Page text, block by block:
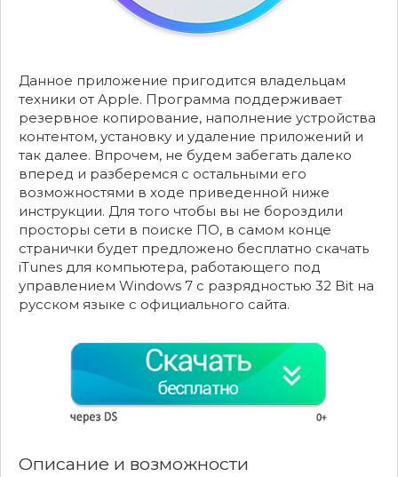
Данное приложение пригодится владельцам
техники от Apple. Программа поддерживает
резервное копирование, наполнение устройства
контентом, установку и удаление приложений и
так далее. Впрочем, не будем забегать далеко
вперед и разберемся с остальными его
возможностями в ходе приведенной ниже
инструкции. Для того чтобы вы не бороздили
просторы сети в поиске ПО, в самом конце
странички будет предложено бесплатно скачать
iTunes для компьютера, работающего под
управлением Windows 7 с разрядностью 32 Bit на
русском языке с официального сайта.
Описание и возможности